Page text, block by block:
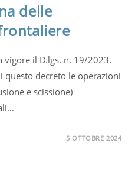
delle
il D.lgs. n. 19/2023.
questo decreto le operazioni
e scissione)
5 OTTOBRE 2024